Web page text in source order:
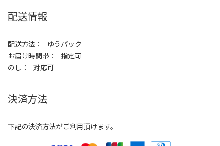
配送情報
配送方法
ゆうパック
お届け時間帯
指定可
のし
対応可
決済方法
下記の決済方法がご利用頂けます。